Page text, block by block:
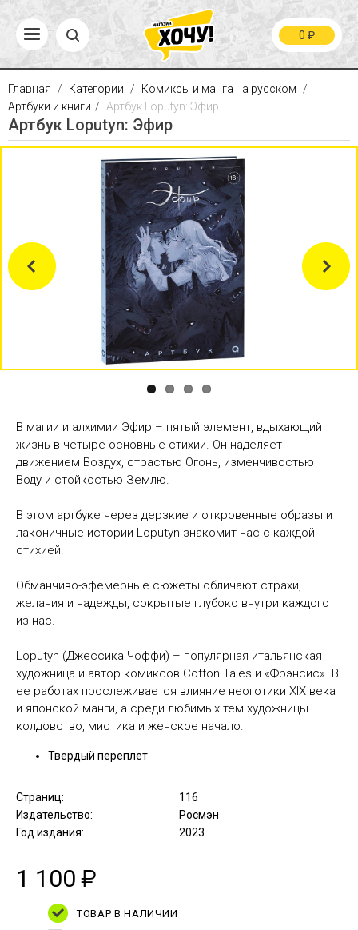
0 ₽
Главная Категории
Комиксы и манга на русском
Артбуки и книги
Артбук Loputyn: Эфир
Артбук Loputyn: Эфир
В магии и алхимии Эфир – пятый элемент, вдыхающий
жизнь в четыре основные стихии. Он наделяет
движением Воздух, страстью Огонь, изменчивостью
Воду и стойкостью Землю.
В этом артбуке через дерзкие и откровенные образы и
лаконичные истории Loputyn знакомит нас с каждой
стихией.
Обманчиво-эфемерные сюжеты обличают страхи,
желания и надежды, сокрытые глубоко внутри каждого
из нас.
Loputyn (Джессика Чоффи) – популярная итальянская
художница и автор комиксов Cotton Tales и «Фрэнсис». В
ее работах прослеживается влияние неоготики XIX века
и японской манги, а среди любимых тем художницы –
колдовство, мистика и женское начало.
Твердый переплет
Страниц:
116
Издательство:
Росмэн
Год издания:
2023
1 100 ₽
ТОВАР В НАЛИЧИИ